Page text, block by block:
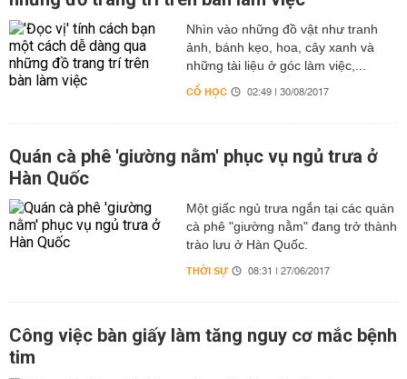
Nhìn vào những đồ vật như tranh
ảnh, bánh kẹo, hoa, cây xanh và
những tài liệu ở góc làm việc,...
CỔ HỌC 02:49 | 30/08/2017
Quán cà phê 'giường nằm' phục vụ ngủ trưa ở
Hàn Quốc
Một giấc ngủ trưa ngắn tại các quán
cà phê "giường nằm" đang trở thành
trào lưu ở Hàn Quốc.
THỜI SỰ 08:31 | 27/06/2017
Công việc bàn giấy làm tăng nguy cơ mắc bệnh
tim